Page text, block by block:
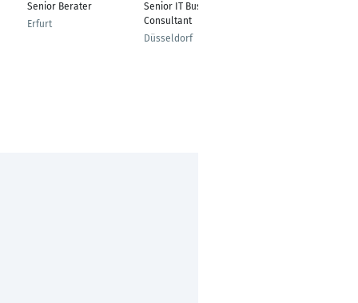
Senior Berater
Erfurt
Senior IT Business
Consultant
Düsseldorf